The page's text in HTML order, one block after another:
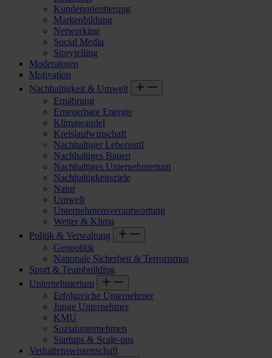
Kundenorientierung
Markenbildung
Networking
Social Media
Storytelling
Moderatoren
Motivation
Nachhaltigkeit & Umwelt
Ernährung
Erneuerbare Energie
Klimawandel
Kreislaufwirtschaft
Nachhaltiger Lebensstil
Nachhaltiges Bauen
Nachhaltiges Unternehmertum
Nachhaltigkeitsziele
Natur
Umwelt
Unternehmensverantwortung
Wetter & Klima
Politik & Verwaltung
Geopolitik
Nationale Sicherheit & Terrorismus
Sport & Teambuilding
Unternehmertum
Erfolgreiche Unternehmer
Junge Unternehmer
KMU
Sozialunternehmen
Startups & Scale-ups
Verhaltenswissenschaft